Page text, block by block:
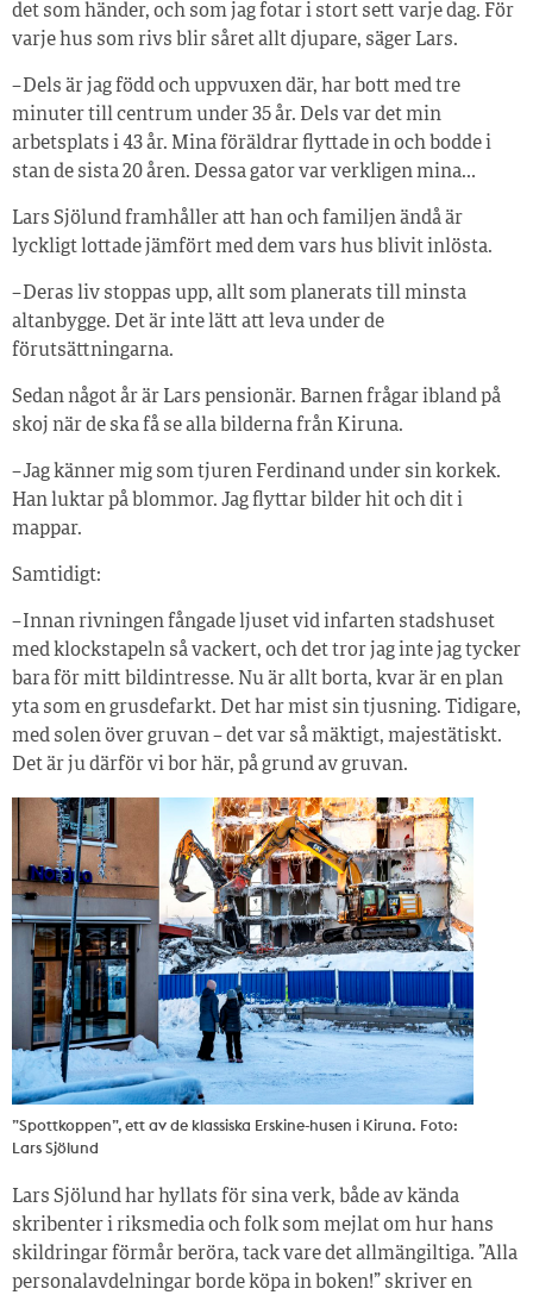
det som händer, och som jag fotar i stort sett varje dag. För
varje hus som rivs blir såret allt djupare, säger Lars.
– Dels är jag född och uppvuxen där, har bott med tre
minuter till centrum under 35 år. Dels var det min
arbetsplats i 43 år. Mina föräldrar flyttade in och bodde i
stan de sista 20 åren. Dessa gator var verkligen mina…
Lars Sjölund framhåller att han och familjen ändå är
lyckligt lottade jämfört med dem vars hus blivit inlösta.
– Deras liv stoppas upp, allt som planerats till minsta
altanbygge. Det är inte lätt att leva under de
förutsättningarna.
Sedan något år är Lars pensionär. Barnen frågar ibland på
skoj när de ska få se alla bilderna från Kiruna.
– Jag känner mig som tjuren Ferdinand under sin korkek.
Han luktar på blommor. Jag flyttar bilder hit och dit i
mappar.
Samtidigt:
– Innan rivningen fångade ljuset vid infarten stadshuset
med klockstapeln så vackert, och det tror jag inte jag tycker
bara för mitt bildintresse. Nu är allt borta, kvar är en plan
yta som en grusdefarkt. Det har mist sin tjusning. Tidigare,
med solen över gruvan – det var så mäktigt, majestätiskt.
Det är ju därför vi bor här, på grund av gruvan.
”Spottkoppen”, ett av de klassiska Erskine-husen i Kiruna. Foto:
Lars Sjölund
Lars Sjölund har hyllats för sina verk, både av kända
skribenter i riksmedia och folk som mejlat om hur hans
skildringar förmår beröra, tack vare det allmängiltiga. ”Alla
personalavdelningar borde köpa in boken!” skriver en